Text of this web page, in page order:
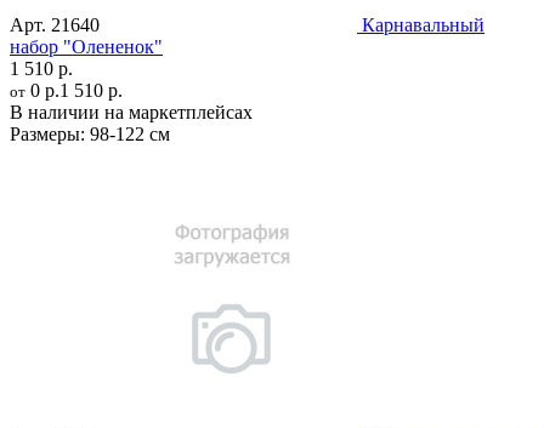
Арт. 21640
Карнавальный
набор "Олененок"
1 510 р.
от 0 р.1 510 р.
В наличии на маркетплейсах
Размеры: 98-122 см